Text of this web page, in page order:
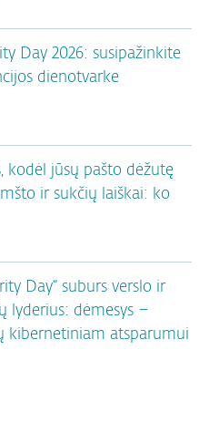
Day 2026: susipažinkite
dienotvarke
kodėl jūsų pašto dėžutę
ir sukčių laiškai: ko
Day“ suburs verslo ir
lyderius: dėmesys –
kibernetiniam atsparumui